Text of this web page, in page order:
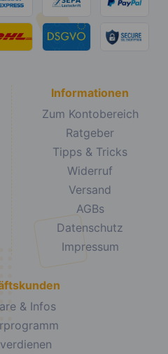
Informationen
Zum Kontobereich
Ratgeber
Tipps & Tricks
Widerruf
Versand
AGBs
Datenschutz
Impressum
& Infos